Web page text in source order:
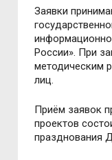
Заявки
России». При
методическим
лиц.
Приём заявок
проектов
празднования